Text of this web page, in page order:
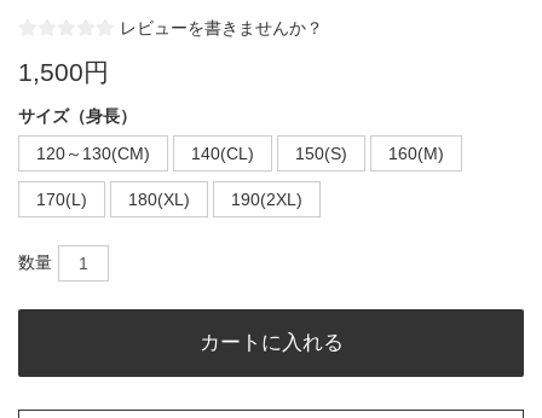
レビューを書きませんか？
1,500円
サイズ（身長）
120～130(CM)
140(CL) 150(S) 160(M)
170(L) 180(XL) 190(2XL)
数量